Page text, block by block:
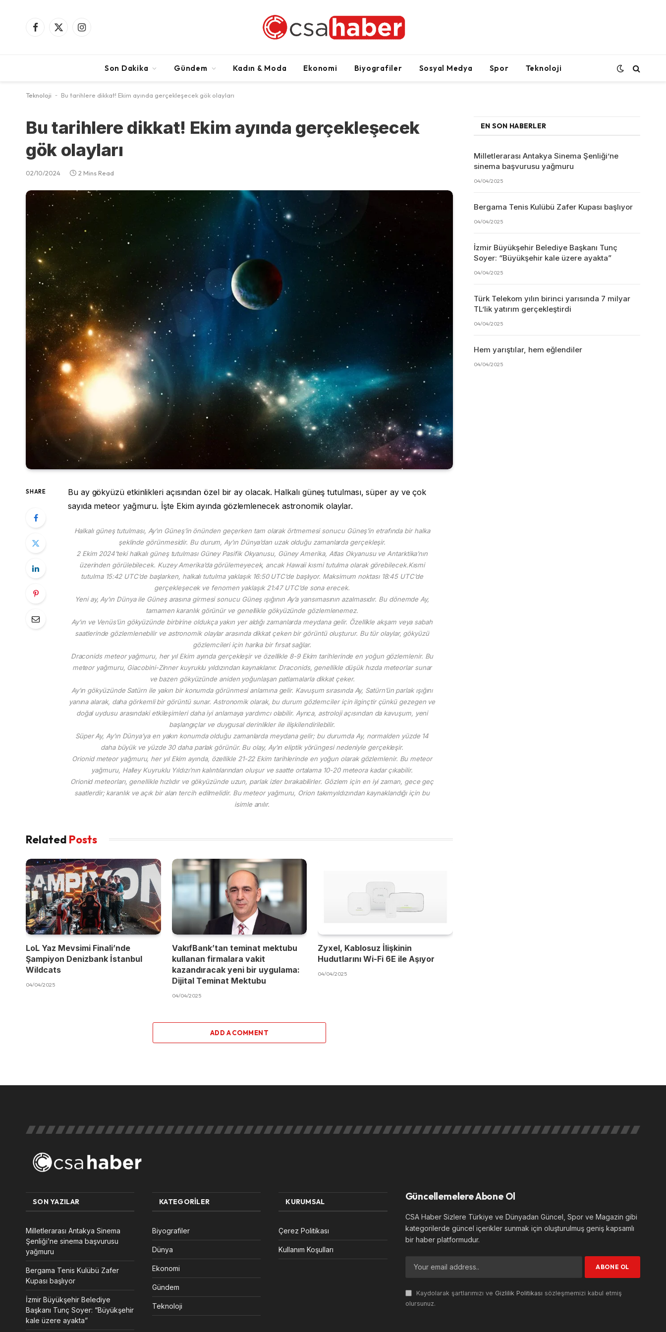
Facebook
X
Instagram
Son Dakika Gündem Kadın & Moda Ekonomi Biyografiler Sosyal Medya Spor Teknoloji
Teknoloji - Bu tarihlere dikkat! Ekim ayında gerçekleşecek gök olayları
Bu tarihlere dikkat! Ekim ayında gerçekleşecek
gök olayları
02/10/2024 2 Mins Read
SHARE
Bu ay gökyüzü etkinlikleri açısından özel bir ay olacak. Halkalı güneş tutulması, süper ay ve çok
sayıda meteor yağmuru. İşte Ekim ayında gözlemlenecek astronomik olaylar.
Halkalı güneş tutulması, Ay’ın Güneş’in önünden geçerken tam olarak örtmemesi sonucu Güneş’in etrafında bir halka
şeklinde görünmesidir. Bu durum, Ay’ın Dünya’dan uzak olduğu zamanlarda gerçekleşir.
2 Ekim 2024’teki halkalı güneş tutulması Güney Pasifik Okyanusu, Güney Amerika, Atlas Okyanusu ve Antarktika’nın
üzerinden görülebilecek. Kuzey Amerika’da görülemeyecek, ancak Hawaii kısmi tutulma olarak görebilecek.Kısmi
tutulma 15:42 UTC’de başlarken, halkalı tutulma yaklaşık 16:50 UTC’de başlıyor. Maksimum noktası 18:45 UTC’de
gerçekleşecek ve fenomen yaklaşık 21:47 UTC’de sona erecek.
Yeni ay, Ay’ın Dünya ile Güneş arasına girmesi sonucu Güneş ışığının Ay’a yansımasının azalmasıdır. Bu dönemde Ay,
tamamen karanlık görünür ve genellikle gökyüzünde gözlemlenemez.
Ay’ın ve Venüs’ün gökyüzünde birbirine oldukça yakın yer aldığı zamanlarda meydana gelir. Özellikle akşam veya sabah
saatlerinde gözlemlenebilir ve astronomik olaylar arasında dikkat çeken bir görüntü oluşturur. Bu tür olaylar, gökyüzü
gözlemcileri için harika bir fırsat sağlar.
Draconids meteor yağmuru, her yıl Ekim ayında gerçekleşir ve özellikle 8-9 Ekim tarihlerinde en yoğun gözlemlenir. Bu
meteor yağmuru, Giacobini-Zinner kuyruklu yıldızından kaynaklanır. Draconids, genellikle düşük hızda meteorlar sunar
ve bazen gökyüzünde aniden yoğunlaşan patlamalarla dikkat çeker.
Ay’ın gökyüzünde Satürn ile yakın bir konumda görünmesi anlamına gelir. Kavuşum sırasında Ay, Satürn’ün parlak ışığını
yanına alarak, daha görkemli bir görüntü sunar. Astronomik olarak, bu durum gözlemciler için ilginçtir çünkü gezegen ve
doğal uydusu arasındaki etkileşimleri daha iyi anlamaya yardımcı olabilir. Ayrıca, astroloji açısından da kavuşum, yeni
başlangıçlar ve duygusal derinlikler ile ilişkilendirilebilir.
Süper Ay, Ay’ın Dünya’ya en yakın konumda olduğu zamanlarda meydana gelir; bu durumda Ay, normalden yüzde 14
daha büyük ve yüzde 30 daha parlak görünür. Bu olay, Ay’ın eliptik yörüngesi nedeniyle gerçekleşir.
Orionid meteor yağmuru, her yıl Ekim ayında, özellikle 21-22 Ekim tarihlerinde en yoğun olarak gözlemlenir. Bu meteor
yağmuru, Halley Kuyruklu Yıldızı’nın kalıntılarından oluşur ve saatte ortalama 10-20 meteora kadar çıkabilir.
Orionid meteorları, genellikle hızlıdır ve gökyüzünde uzun, parlak izler bırakabilirler. Gözlem için en iyi zaman, gece geç
saatlerdir; karanlık ve açık bir alan tercih edilmelidir. Bu meteor yağmuru, Orion takımyıldızından kaynaklandığı için bu
isimle anılır.
Related Posts
LoL Yaz Mevsimi Finali’nde
Şampiyon Denizbank İstanbul
Wildcats
04/04/2025
VakıfBank’tan teminat mektubu
kullanan firmalara vakit
kazandıracak yeni bir uygulama:
Dijital Teminat Mektubu
04/04/2025
Zyxel, Kablosuz İlişkinin
Hudutlarını Wi-Fi 6E ile Aşıyor
04/04/2025
ADD A COMMENT
EN SON HABERLER
Milletlerarası Antakya Sinema Şenliği’ne
sinema başvurusu yağmuru
04/04/2025
Bergama Tenis Kulübü Zafer Kupası başlıyor
04/04/2025
İzmir Büyükşehir Belediye Başkanı Tunç
Soyer: “Büyükşehir kale üzere ayakta”
04/04/2025
Türk Telekom yılın birinci yarısında 7 milyar
TL’lik yatırım gerçekleştirdi
04/04/2025
Hem yarıştılar, hem eğlendiler
04/04/2025
SON YAZILAR
Milletlerarası Antakya Sinema
Şenliği’ne sinema başvurusu
yağmuru
Bergama Tenis Kulübü Zafer
Kupası başlıyor
İzmir Büyükşehir Belediye
Başkanı Tunç Soyer: “Büyükşehir
kale üzere ayakta”
KATEGORILER
Biyografiler
Dünya
Ekonomi
Gündem
Teknoloji
KURUMSAL
Çerez Politikası
Kullanım Koşulları
Güncellemelere Abone Ol
CSA Haber Sizlere Türkiye ve Dünyadan Güncel, Spor ve Magazin gibi
kategorilerde güncel içerikler sunmak için oluşturulmuş geniş kapsamlı
bir haber platformudur.
Kaydolarak şartlarımızı ve Gizlilik Politikası sözleşmemizi kabul etmiş
olursunuz.